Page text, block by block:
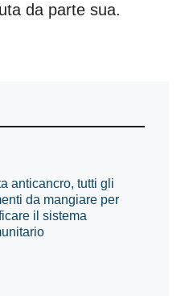
da parte sua.
anticancro, tutti gli
da mangiare per
il sistema